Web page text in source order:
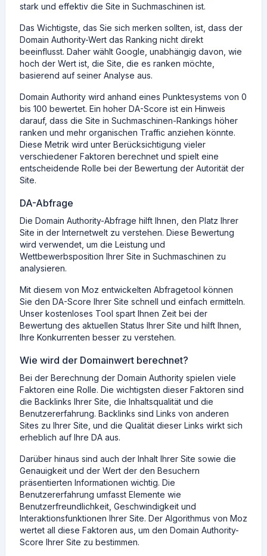
stark und effektiv die Site in Suchmaschinen ist.
Das Wichtigste, das Sie sich merken sollten, ist, dass der
Domain Authority-Wert das Ranking nicht direkt
beeinflusst. Daher wählt Google, unabhängig davon, wie
hoch der Wert ist, die Site, die es ranken möchte,
basierend auf seiner Analyse aus.
Domain Authority wird anhand eines Punktesystems von 0
bis 100 bewertet. Ein hoher DA-Score ist ein Hinweis
darauf, dass die Site in Suchmaschinen-Rankings höher
ranken und mehr organischen Traffic anziehen könnte.
Diese Metrik wird unter Berücksichtigung vieler
verschiedener Faktoren berechnet und spielt eine
entscheidende Rolle bei der Bewertung der Autorität der
Site.
DA-Abfrage
Die Domain Authority-Abfrage hilft Ihnen, den Platz Ihrer
Site in der Internetwelt zu verstehen. Diese Bewertung
wird verwendet, um die Leistung und
Wettbewerbsposition Ihrer Site in Suchmaschinen zu
analysieren.
Mit diesem von Moz entwickelten Abfragetool können
Sie den DA-Score Ihrer Site schnell und einfach ermitteln.
Unser kostenloses Tool spart Ihnen Zeit bei der
Bewertung des aktuellen Status Ihrer Site und hilft Ihnen,
Ihre Konkurrenten besser zu verstehen.
Wie wird der Domainwert berechnet?
Bei der Berechnung der Domain Authority spielen viele
Faktoren eine Rolle. Die wichtigsten dieser Faktoren sind
die Backlinks Ihrer Site, die Inhaltsqualität und die
Benutzererfahrung. Backlinks sind Links von anderen
Sites zu Ihrer Site, und die Qualität dieser Links wirkt sich
erheblich auf Ihre DA aus.
Darüber hinaus sind auch der Inhalt Ihrer Site sowie die
Genauigkeit und der Wert der den Besuchern
präsentierten Informationen wichtig. Die
Benutzererfahrung umfasst Elemente wie
Benutzerfreundlichkeit, Geschwindigkeit und
Interaktionsfunktionen Ihrer Site. Der Algorithmus von Moz
wertet all diese Faktoren aus, um den Domain Authority-
Score Ihrer Site zu bestimmen.